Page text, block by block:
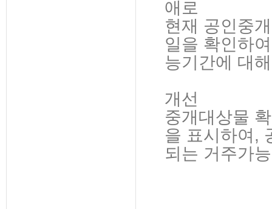
애로
현재 공인중
일을 확인하
능기간에 대
개선
중개대상물
을 표시하여,
되는 거주가